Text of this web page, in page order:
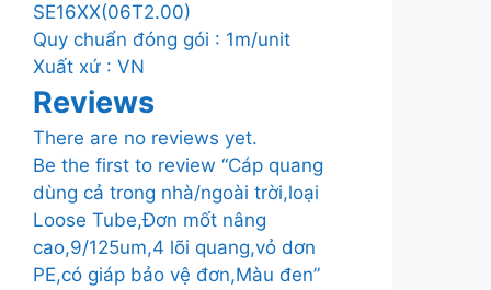
SE16XX(06T2.00)
Quy chuẩn đóng gói : 1m/unit
Xuất xứ : VN
Reviews
There are no reviews yet.
Be the first to review “Cáp quang
dùng cả trong nhà/ngoài trời,loại
Loose Tube,Đơn mốt nâng
cao,9/125um,4 lõi quang,vỏ dơn
PE,có giáp bảo vệ đơn,Màu đen”